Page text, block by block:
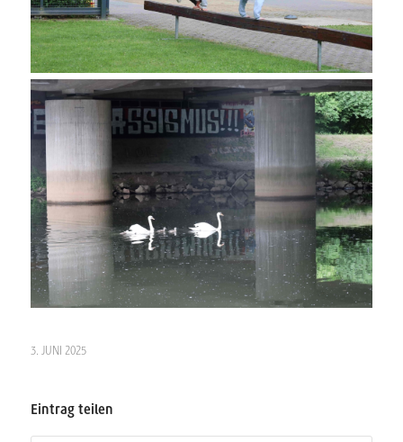
3. JUNI 2025
Eintrag teilen